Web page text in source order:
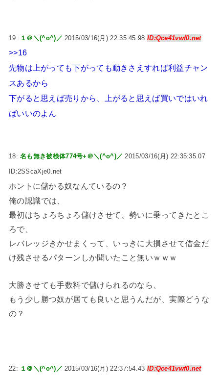
19: １＠＼(^o^)／ 2015/03/16(月) 22:35:45.98 ID:Qce41vwf0.net
>>16
先物は上がっても下がっても動きさえすれば利益チャン
スあるから
下がると思えば売りから、上がると思えば買いではいれ
ばいいのよん
18:名も無き被検体774号+＠＼(^o^)／ 2015/03/16(月) 22:35:35.07
ID:2SScaXje0.net
ホントに儲かる奴なんているの？
俺の認識では、
最初はちょろちょろ儲けさせて、勢いに乗ってきたとこ
ろで、
レバレッジきかせまくって、いっきに大損させて借金だ
け残させるパターンしか聞いたこと無いｗｗｗ
大勝させても手数料で儲けられるのなら、
もう少し勝つ奴が居ても良いと思うんだが、実際どうな
の？
22: １＠＼(^o^)／ 2015/03/16(月) 22:37:54.43 ID:Qce41vwf0.net